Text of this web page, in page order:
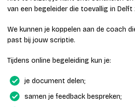
van een begeleider die toevallig in Delft
We kunnen je koppelen aan de coach
past bij jouw scriptie.
Tijdens online begeleiding kun je:
je document delen;
samen je feedback bespreken;